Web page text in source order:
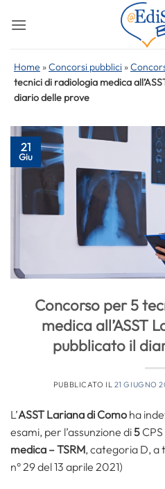
Home »Concorsi pubblici »
tecnici di radiologia medica
diario delle prove
21
Giu
Concorso per 5
medica all’ASST
pubblicato il
PUBBLICATO IL 21 GIUGNO
L’ASST Lariana di Como ha
esami, per l’assunzione di5CPS
medica – TSRM, categoria D, a
n° 29 del 13 aprile 2021)